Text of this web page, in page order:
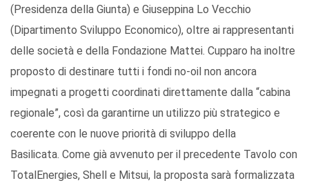
(Presidenza della Giunta) e Giuseppina Lo Vecchio
(Dipartimento Sviluppo Economico), oltre ai rappresentanti
delle società e della Fondazione Mattei. Cupparo ha inoltre
proposto di destinare tutti i fondi no-oil non ancora
impegnati a progetti coordinati direttamente dalla “cabina
regionale”, così da garantirne un utilizzo più strategico e
coerente con le nuove priorità di sviluppo della
Basilicata. Come già avvenuto per il precedente Tavolo con
TotalEnergies, Shell e Mitsui, la proposta sarà formalizzata